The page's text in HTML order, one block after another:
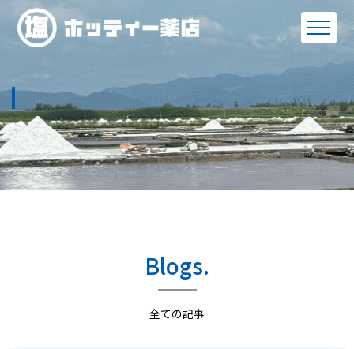
Blogs.
全ての記事